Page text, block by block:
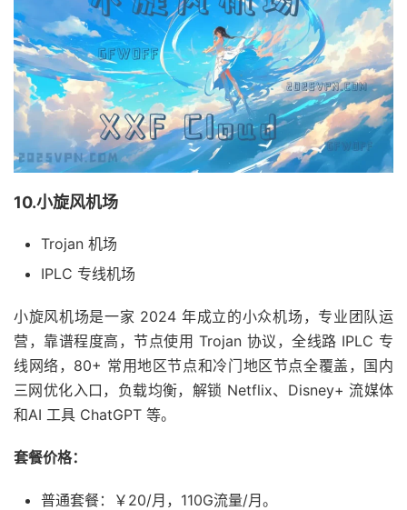
10.小旋风机场
Trojan 机场
IPLC 专线机场
小旋风机场是一家 2024 年成立的小众机场，专业团队运
营，靠谱程度高，节点使用 Trojan 协议，全线路 IPLC 专
线网络，80+ 常用地区节点和冷门地区节点全覆盖，国内
三网优化入口，负载均衡，解锁 Netflix、Disney+ 流媒体
和AI 工具 ChatGPT 等。
套餐价格：
普通套餐：￥20/月，110G流量/月。